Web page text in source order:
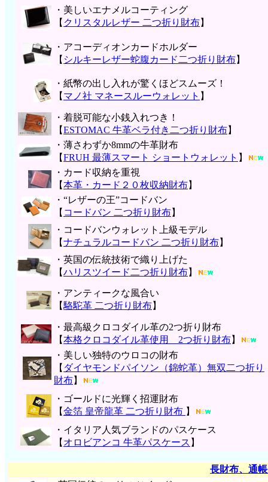
・美しいエナメルコーティング
【 クリスタルレザー 二つ折り財布】
・アコーディオンカードホルダー
【 シルキーレザー蛇腹カード二つ折り財布】
・紙幣の出し入れが驚くほどスムーズ！
【 マノ社 マネースルーウォレット 】
・着脱可能な小銭入れつき！
【ESTOMAC 牛革ベラ付き二つ折り財布】
・薄さわずか8mmの牛革財布
【FRUH 最薄スマート ショートウォレット 】
・カード収納を重視
【本革・カード２０枚収納財布】
・“レザーの王”コードバン
【 コードバン 二つ折り財布】
・コードバンウォレット上級モデル
【ナチュラルコードバン 二つ折り財布】
・英国の伝統技術で織り上げた
【ハリスツイード二つ折り財布】
・アンティークな風合い
【駱駝革 二つ折り財布】
・最高級クロコダイル革の2つ折り財布
【本格クロコダイル革使用 2つ折り財布】
・美しい独特のウロコの財布
【 ダイヤモンドパイソン（錦蛇革）無双二つ折り
財布】
・ゴールドに光輝く招運財布
【金箔 皇帝龍革 二つ折り財布 】
・イタリア人気ブランドのパスケース
【 オロビアンコ 牛革パスケース 】
長財布、通